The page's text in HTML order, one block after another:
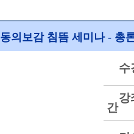
동의보감 침뜸 세미나 - 총
수
강
간